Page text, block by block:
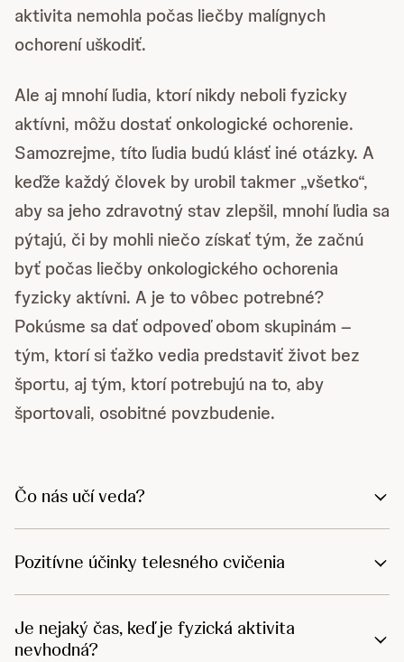
aktivita nemohla počas liečby malígnych
ochorení uškodiť.
Ale aj mnohí ľudia, ktorí nikdy neboli fyzicky
aktívni, môžu dostať onkologické ochorenie.
Samozrejme, títo ľudia budú klásť iné otázky. A
keďže každý človek by urobil takmer „všetko“,
aby sa jeho zdravotný stav zlepšil, mnohí ľudia sa
pýtajú, či by mohli niečo získať tým, že začnú
byť počas liečby onkologického ochorenia
fyzicky aktívni. A je to vôbec potrebné?
Pokúsme sa dať odpoveď obom skupinám –
tým, ktorí si ťažko vedia predstaviť život bez
športu, aj tým, ktorí potrebujú na to, aby
športovali, osobitné povzbudenie.
Čo nás učí veda?
Pozitívne účinky telesného cvičenia
Je nejaký čas, keď je fyzická aktivita
nevhodná?